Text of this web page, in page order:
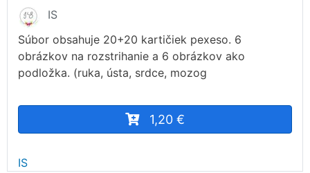
IS
Súbor obsahuje 20+20 kartičiek pexeso. 6
obrázkov na rozstrihanie a 6 obrázkov ako
podložka. (ruka, ústa, srdce, mozog
1,20 €
IS